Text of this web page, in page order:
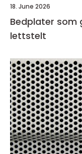
18. June 2026
Bedplater som
lettstelt